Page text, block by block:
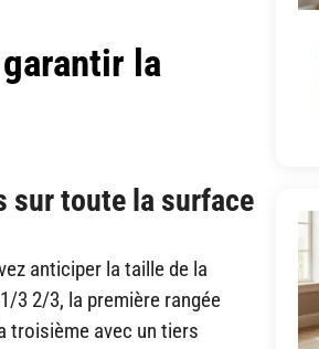
la
sur toute la surface
anticiper la taille de la
3 2/3, la première rangée
troisième avec un tiers